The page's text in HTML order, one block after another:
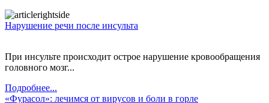
Нарушение речи после инсульта
При инсульте происходит острое нарушение кровообращения
головного мозг...
Подробнее...
«Фурасол»: лечимся от вирусов и боли в горле